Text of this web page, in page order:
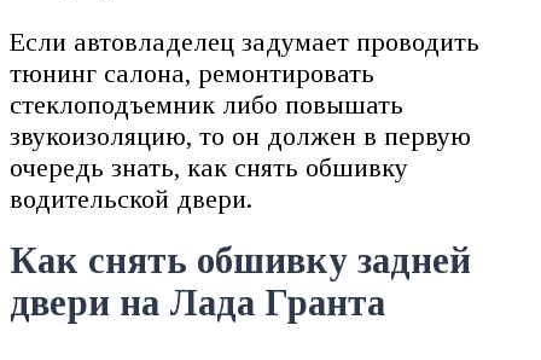
Если автовладелец задумает проводить
тюнинг салона, ремонтировать
стеклоподъемник либо повышать
звукоизоляцию, то он должен в первую
очередь знать, как снять обшивку
водительской двери.
Как снять обшивку задней
двери на Лада Гранта